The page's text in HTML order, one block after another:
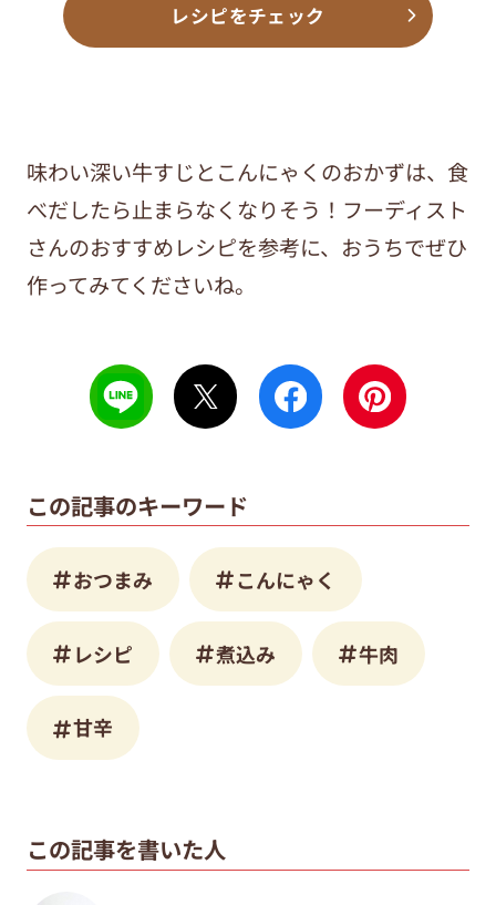
レシピをチェック
味わい深い牛すじとこんにゃくのおかずは、食
べだしたら止まらなくなりそう！フーディスト
さんのおすすめレシピを参考に、おうちでぜひ
作ってみてくださいね。
この記事のキーワード
おつまみ こんにゃく
レシピ 煮込み 牛肉
甘辛
この記事を書いた人